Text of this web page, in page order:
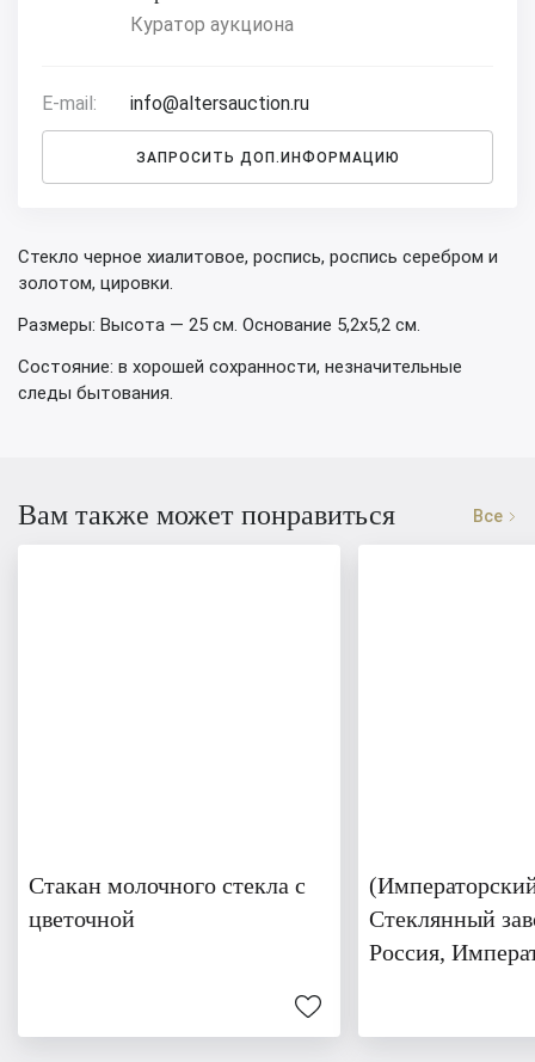
Куратор аукциона
E-mail: info@altersauction.ru
ЗАПРОСИТЬ ДОП.ИНФОРМАЦИЮ
Стекло черное хиалитовое, роспись, роспись серебром и
золотом, цировки.
Размеры: Высота — 25 см. Основание 5,2х5,2 см.
Состояние: в хорошей сохранности, незначительные
следы бытования.
Вам также может понравиться Все
Стакан молочного стекла с
цветочной
Стеклянный
Россия,